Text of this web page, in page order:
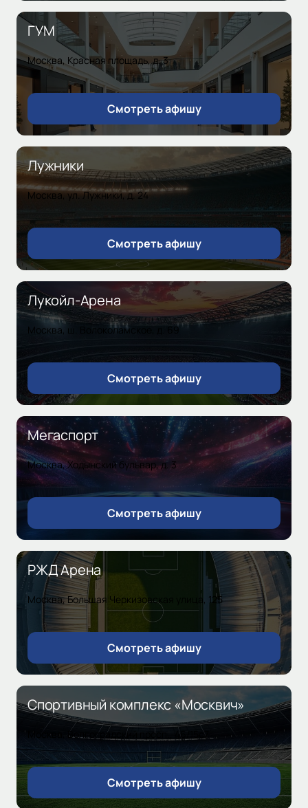
ГУМ
Москва, Красная площадь, д. 3
Смотреть афишу
Лужники
Москва, ул. Лужники, д. 24
Смотреть афишу
Лукойл-Арена
Москва, ш. Волоколамское, д. 69
Смотреть афишу
Мегаспорт
Москва, Ходынский бульвар, д. 3
Смотреть афишу
РЖД Арена
Москва, Большая Черкизовская улица, 125
Смотреть афишу
Спортивный комплекс «Москвич»
Москва, Волгоградский просп., 46/15с7
Смотреть афишу